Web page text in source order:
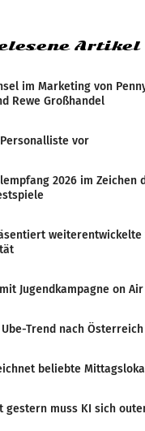
Artikel
im Marketing von
Rewe Großhandel
vor
2026 im Zeichen
Jugendkampagne on Air
Trend nach Österreich
beliebte
gestern muss KI sich